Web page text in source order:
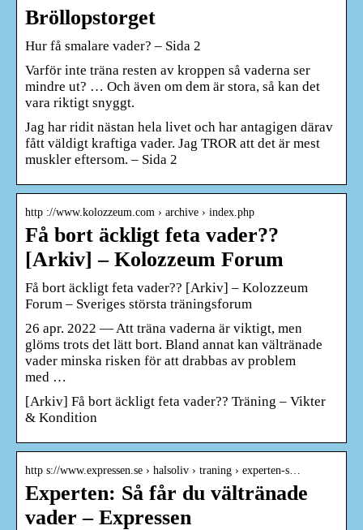
Bröllopstorget
Hur få smalare vader? – Sida 2
Varför inte träna resten av kroppen så vaderna ser
mindre ut? … Och även om dem är stora, så kan det
vara riktigt snyggt.
Jag har ridit nästan hela livet och har antagigen därav
fått väldigt kraftiga vader. Jag TROR att det är mest
muskler eftersom. – Sida 2
http ://www.kolozzeum.com › archive › index.php
Få bort äckligt feta vader??
[Arkiv] – Kolozzeum Forum
Få bort äckligt feta vader?? [Arkiv] – Kolozzeum
Forum – Sveriges största träningsforum
26 apr. 2022 — Att träna vaderna är viktigt, men
glöms trots det lätt bort. Bland annat kan vältränade
vader minska risken för att drabbas av problem
med …
[Arkiv] Få bort äckligt feta vader?? Träning – Vikter
& Kondition
http s://www.expressen.se › halsoliv › traning › experten-s…
Experten: Så får du vältränade
vader – Expressen